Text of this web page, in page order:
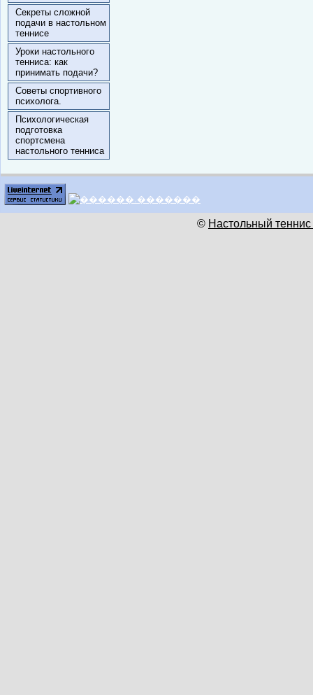
Секреты сложной
подачи в настольном
теннисе
Уроки настольного
тенниса: как
принимать подачи?
Советы спортивного
психолога.
Психологическая
подготовка
спортсмена
настольного тенниса
© Настольный